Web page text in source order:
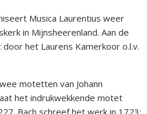
Musica Laurentius weer
in Mijnsheerenland. Aan de
het Laurens Kamerkoor o.l.v.
motetten van Johann
het indrukwekkende motet